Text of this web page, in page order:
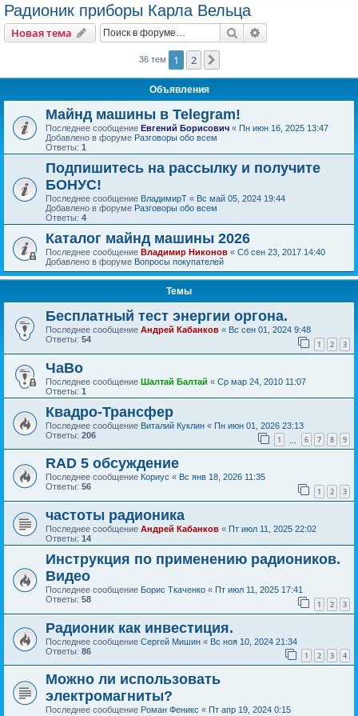
Радионик приборы Карла Вельца
Новая тема Поиск
36 тем 1 2
Объявления
Майнд машины в Telegram!
Последнее сообщение Евгений Борисович « Пн июн 16, 2025 13:47
Добавлено в форуме Разговоры обо всем
Ответы: 1
Подпишитесь на рассылку и получите
БОНУС!
Последнее сообщение ВладимирТ « Вс май 05, 2024 19:44
Добавлено в форуме Разговоры обо всем
Ответы: 4
Каталог майнд машины 2026
Последнее сообщение Владимир Никонов « Сб сен 23, 2017 14:40
Добавлено в форуме Вопросы покупателей
Темы
Бесплатный тест энергии оргона.
Последнее сообщение Андрей Кабанков « Вс сен 01, 2024 9:48
Ответы: 54 1 2 3
ЧаВо
Последнее сообщение Шалтай Балтай « Ср мар 24, 2010 11:07
Ответы: 1
Квадро-Трансфер
Последнее сообщение Виталий Куклин « Пн июн 01, 2026 23:13
Ответы: 206 1 6 7 8 9
RAD 5 обсуждение
Последнее сообщение Кориус « Вс янв 18, 2026 11:35
Ответы: 56 1 2 3
частоты радионика
Последнее сообщение Андрей Кабанков « Пт июл 11, 2025 22:02
Ответы: 14
Инструкция по применению радиоников.
Видео
Последнее сообщение Борис Ткаченко « Пт июл 11, 2025 17:41
Ответы: 58 1 2 3
Радионик как инвестиция.
Последнее сообщение Сергей Мишин « Вс ноя 10, 2024 21:34
Ответы: 86 1 2 3 4
Можно ли использовать
электромагниты?
Последнее сообщение Роман Феникс « Пт апр 19, 2024 0:15